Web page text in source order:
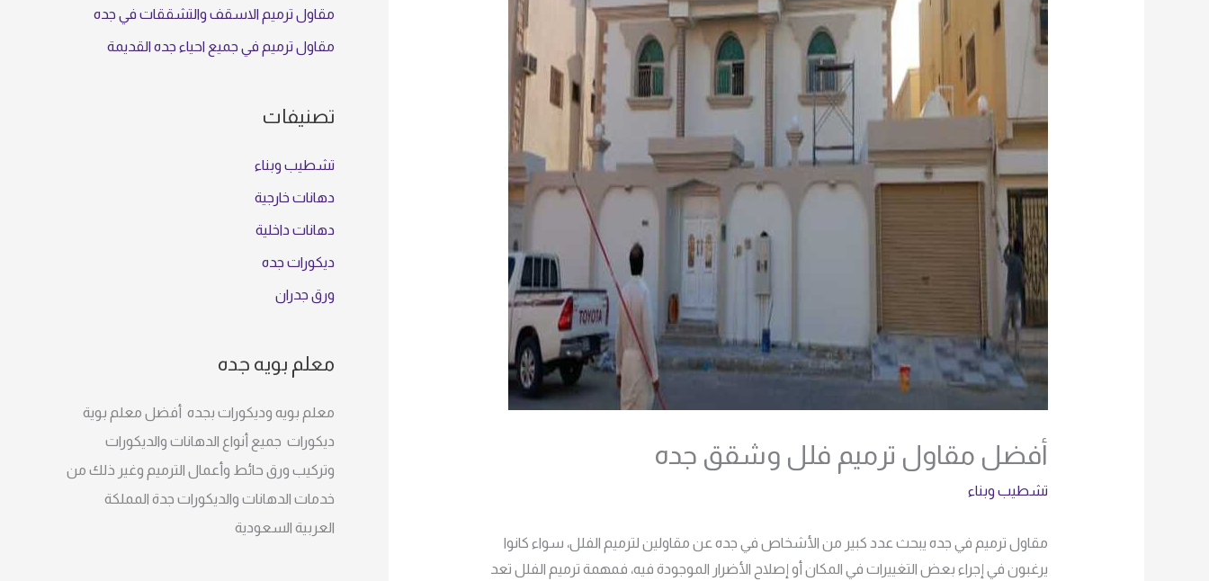
أفضل مقاول ترميم فلل وشقق جده
تشطيب وبناء
مقاول ترميم في جده يبحث عدد كبير من الأشخاص في جده عن مقاولين لترميم الفلل، سواء كانوا
يرغبون في إجراء بعض التغييرات في المكان أو إصلاح الأضرار الموجودة فيه، فمهمة ترميم الفلل تعد
مقاول ترميم الاسقف والتشققات في جده
مقاول ترميم في جميع احياء جده القديمة
تصنيفات
تشطيب وبناء
دهانات خارجية
دهانات داخلية
ديكورات جده
ورق جدران
معلم بويه جده
معلم بويه وديكورات بجده أفضل معلم بوية
ديكورات جميع أنواع الدهانات والديكورات
وتركيب ورق حائط وأعمال الترميم وغير ذلك من
خدمات الدهانات والديكورات جدة المملكة
العربية السعودية